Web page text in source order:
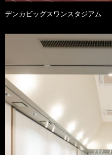
デンカビッグスワンスタジアム